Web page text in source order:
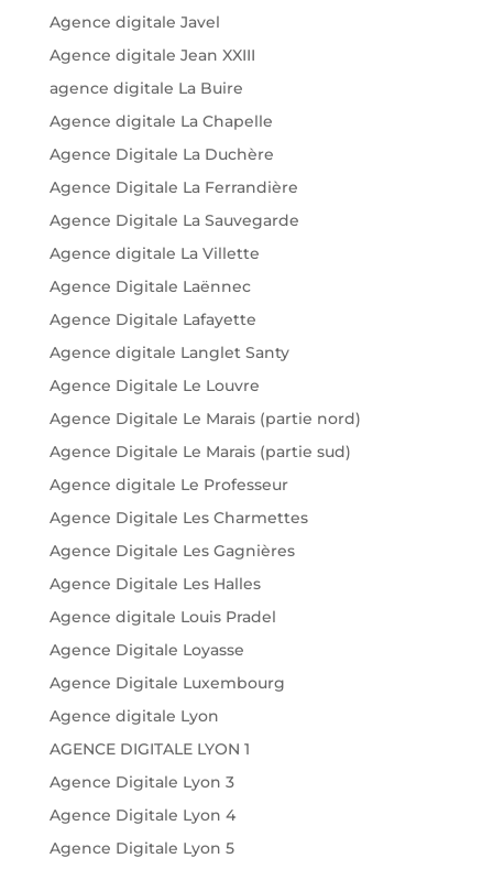
Agence digitale Javel
Agence digitale Jean XXIII
agence digitale La Buire
Agence digitale La Chapelle
Agence Digitale La Duchère
Agence Digitale La Ferrandière
Agence Digitale La Sauvegarde
Agence digitale La Villette
Agence Digitale Laënnec
Agence Digitale Lafayette
Agence digitale Langlet Santy
Agence Digitale Le Louvre
Agence Digitale Le Marais (partie nord)
Agence Digitale Le Marais (partie sud)
Agence digitale Le Professeur
Agence Digitale Les Charmettes
Agence Digitale Les Gagnières
Agence Digitale Les Halles
Agence digitale Louis Pradel
Agence Digitale Loyasse
Agence Digitale Luxembourg
Agence digitale Lyon
AGENCE DIGITALE LYON 1
Agence Digitale Lyon 3
Agence Digitale Lyon 4
Agence Digitale Lyon 5